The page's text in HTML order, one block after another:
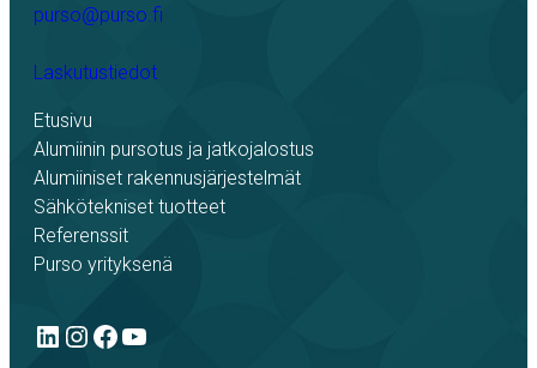
purso@purso.fi
Laskutustiedot
Etusivu
Alumiinin pursotus ja jatkojalostus
Alumiiniset rakennusjärjestelmät
Sähkötekniset tuotteet
Referenssit
Purso yrityksenä
LinkedIn
Instagram
Facebook
YouTube